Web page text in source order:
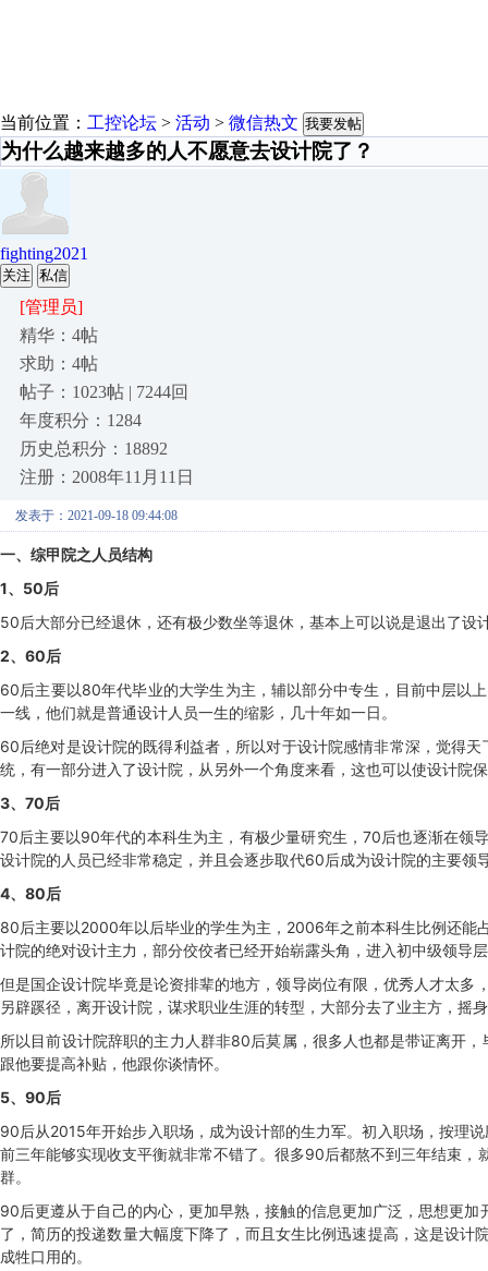
当前位置： 工控论坛 > 活动 > 微信热文 我要发帖
为什么越来越多的人不愿意去设计院了？
fighting2021
关注 私信
[管理员]
精华：4帖
求助：4帖
帖子：1023帖 | 7244回
年度积分：1284
历史总积分：18892
注册：2008年11月11日
发表于：2021-09-18 09:44:08
一、综甲院之人员结构
1、50后
50后大部分已经退休，还有极少数坐等退休，基本上可以说是退出了设
2、60后
60后主要以80年代毕业的大学生为主，辅以部分中专生，目前中层以
一线，他们就是普通设计人员一生的缩影，几十年如一日。
60后绝对是设计院的既得利益者，所以对于设计院感情非常深，觉得
统，有一部分进入了设计院，从另外一个角度来看，这也可以使设计院
3、70后
70后主要以90年代的本科生为主，有极少量研究生，70后也逐渐在
设计院的人员已经非常稳定，并且会逐步取代60后成为设计院的主要领
4、80后
80后主要以2000年以后毕业的学生为主，2006年之前本科生比例还
计院的绝对设计主力，部分佼佼者已经开始崭露头角，进入初中级领导
但是国企设计院毕竟是论资排辈的地方，领导岗位有限，优秀人才太
另辟蹊径，离开设计院，谋求职业生涯的转型，大部分去了业主方，摇
所以目前设计院辞职的主力人群非80后莫属，很多人也都是带证离开
跟他要提高补贴，他跟你谈情怀。
5、90后
90后从2015年开始步入职场，成为设计部的生力军。初入职场，按理
前三年能够实现收支平衡就非常不错了。很多90后都熬不到三年结束
群。
90后更遵从于自己的内心，更加早熟，接触的信息更加广泛，思想更
了，简历的投递数量大幅度下降了，而且女生比例迅速提高，这是设
成牲口用的。